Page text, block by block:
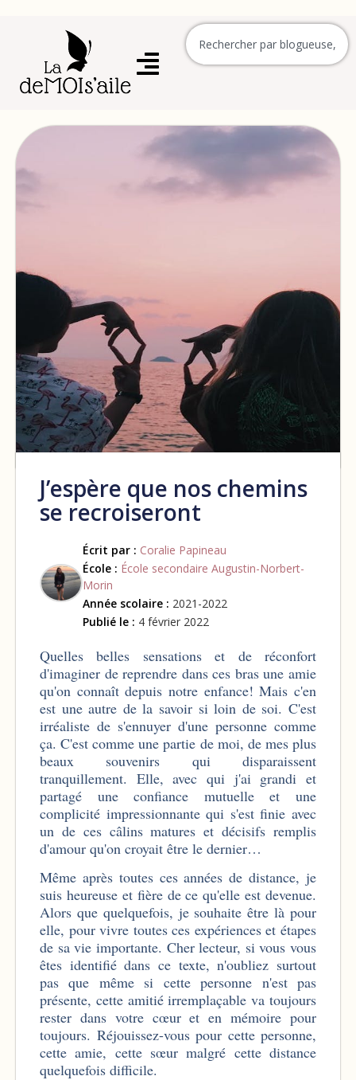
J’espère que nos chemins
se recroiseront
Écrit par : Coralie Papineau
École : École secondaire Augustin-Norbert-
Morin
Année scolaire : 2021-2022
Publié le : 4 février 2022
Quelles belles sensations et de réconfort
d'imaginer de reprendre dans ces bras une amie
qu'on connaît depuis notre enfance! Mais c'en
est une autre de la savoir si loin de soi. C'est
irréaliste de s'ennuyer d'une personne comme
ça. C'est comme une partie de moi, de mes plus
beaux souvenirs qui disparaissent
tranquillement. Elle, avec qui j'ai grandi et
partagé une confiance mutuelle et une
complicité impressionnante qui s'est finie avec
un de ces câlins matures et décisifs remplis
d'amour qu'on croyait être le dernier…
Même après toutes ces années de distance, je
suis heureuse et fière de ce qu'elle est devenue.
Alors que quelquefois, je souhaite être là pour
elle, pour vivre toutes ces expériences et étapes
de sa vie importante. Cher lecteur, si vous vous
êtes identifié dans ce texte, n'oubliez surtout
pas que même si cette personne n'est pas
présente, cette amitié irremplaçable va toujours
rester dans votre cœur et en mémoire pour
toujours. Réjouissez-vous pour cette personne,
cette amie, cette sœur malgré cette distance
quelquefois difficile.